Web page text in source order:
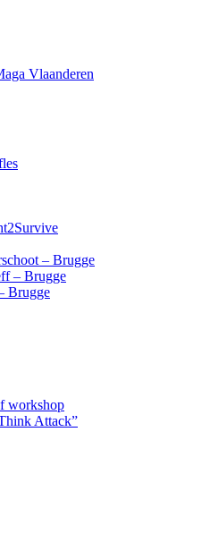
– Brugge
– Brugge
Brugge
workshop
Attack”